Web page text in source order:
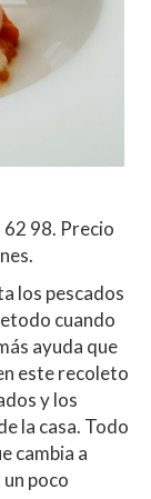
98. Precio
los pescados
cuando
ayuda que
este recoleto
y los
la casa. Todo
cambia a
poco